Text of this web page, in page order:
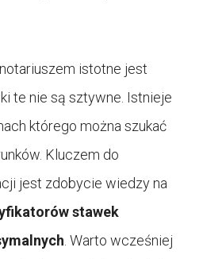
istotne jest
te nie są sztywne. Istnieje
którego można szukać
Kluczem do
jest zdobycie wiedzy na
stawek
. Warto wcześniej